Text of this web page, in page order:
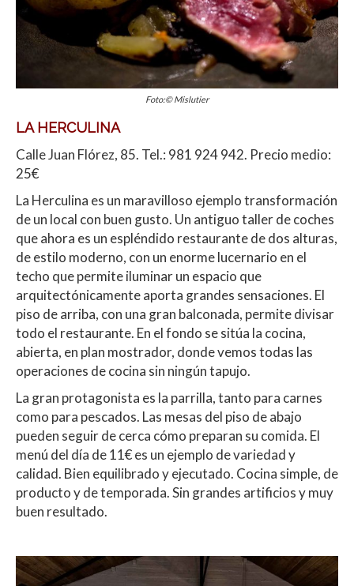
Foto:© Mislutier
LA HERCULINA
Calle Juan Flórez, 85. Tel.: 981 924 942. Precio medio:
25€
La Herculina es un maravilloso ejemplo transformación
de un local con buen gusto. Un antiguo taller de coches
que ahora es un espléndido restaurante de dos alturas,
de estilo moderno, con un enorme lucernario en el
techo que permite iluminar un espacio que
arquitectónicamente aporta grandes sensaciones. El
piso de arriba, con una gran balconada, permite divisar
todo el restaurante. En el fondo se sitúa la cocina,
abierta, en plan mostrador, donde vemos todas las
operaciones de cocina sin ningún tapujo.
La gran protagonista es la parrilla, tanto para carnes
como para pescados. Las mesas del piso de abajo
pueden seguir de cerca cómo preparan su comida. El
menú del día de 11€ es un ejemplo de variedad y
calidad. Bien equilibrado y ejecutado. Cocina simple, de
producto y de temporada. Sin grandes artificios y muy
buen resultado.